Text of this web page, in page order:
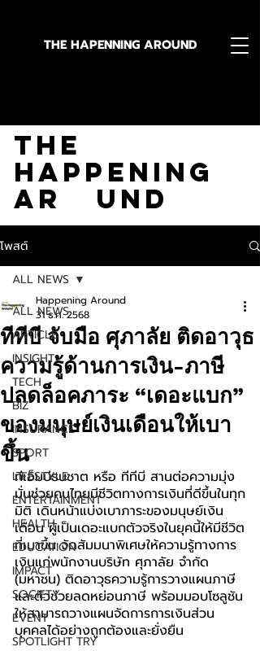
THE HAPENNING AROUND
The
Happening
Ar und
โพสต์
ALL NEWS
ARTICLE
INSIGHT
TECH
BIZ
INSURANCE
SPORT
LIFESTYLE
ENTERTAINMENT
HEALTH
EDUCATION
IMPACT
SOCIETY
EVENT
SPOTLIGHT TRY
ALL NEWS
ทีทีบี จับมือ ศุภาลัย ติดอาวุธ
ความรู้ด้านการเงิน-ภาษี
ปลดล็อคภาระ “เดอะแบก”
ของมนุษย์เงินเดือนให้เบา
ขึ้น
Happening Around
31 ธ.ค. 2568
ทีเอ็มบีธนชาต หรือ ทีทีบี สานต่อความมุ่ง
มั่นช่วยคนไทยมีชีวิตทางการเงินที่ดีขึ้นในทุก
มิติ เดินหน้าแบ่งเบาภาระของมนุษย์เงิน
เดือน ผู้เป็นเดอะแบกตัวจริงในยุคนี้ให้มีชีวิต
ที่เบาขึ้น จัดสัมมนาพิเศษให้ความรู้ทางการ
เงินแก่พนักงานบริษัท ศุภาลัย จำกัด
(มหาชน) ติดอาวุธความรู้การวางแผนภาษี
และตัวช่วยลดหย่อนภาษี พร้อมมอบโซลูชัน
ให้สามารถวางแผนจัดการการเงินส่วน
บุคคลได้อย่างถูกต้องและยั่งยืน